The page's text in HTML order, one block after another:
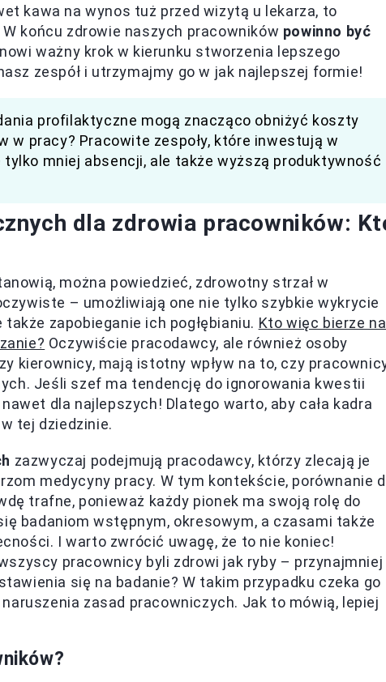
kawa na wynos tuż przed wizytą u lekarza, to
końcu zdrowie naszych pracowników powinno być
ważny krok w kierunku stworzenia lepszego
zespół i utrzymajmy go w jak najlepszej formie!
profilaktyczne mogą znacząco obniżyć koszty
w pracy? Pracowite zespoły, które inwestują w
mniej absencji, ale także wyższą produktywność
dla zdrowia pracowników:
można powiedzieć, zdrowotny strzał w
– umożliwiają one nie tylko szybkie wykrycie
zapobieganie ich pogłębianiu. Kto więc bierze na
Oczywiście pracodawcy, ale również osoby
kierownicy, mają istotny wpływ na to, czy
Jeśli szef ma tendencję do ignorowania kwestii
dla najlepszych! Dlatego warto, aby cała kadra
tej dziedzinie.
zazwyczaj podejmują pracodawcy, którzy zlecają je
medycyny pracy. W tym kontekście, porównanie
trafne, ponieważ każdy pionek ma swoją rolę do
badaniom wstępnym, okresowym, a czasami także
I warto zwrócić uwagę, że to nie koniec!
pracownicy byli zdrowi jak ryby – przynajmniej
się na badanie? W takim przypadku czeka go
zasad pracowniczych. Jak to mówią, lepiej